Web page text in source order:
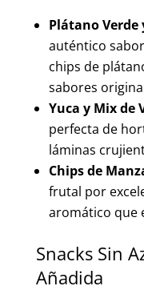
Plátano Verde
auténtico
chips de
sabores
Yuca y Mix de
perfecta de
láminas
Chips de
frutal por
aromático que
Snacks Sin
Añadida